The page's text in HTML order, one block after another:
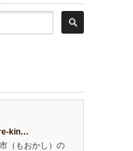
kin…
（もおかし）の